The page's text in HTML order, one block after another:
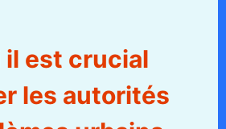
il est crucial
les autorités